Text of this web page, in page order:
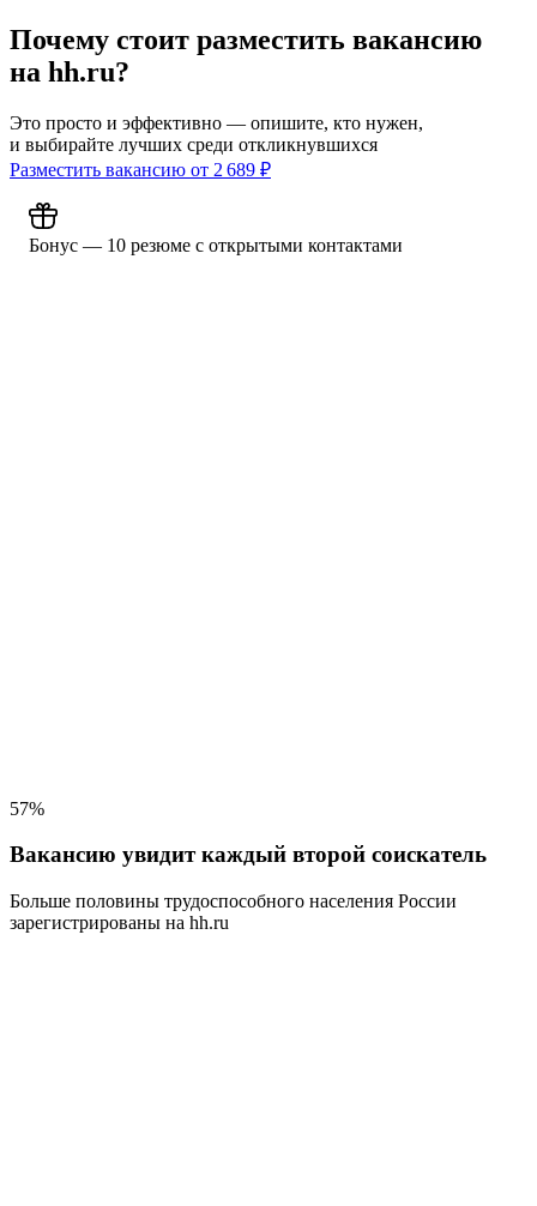
Почему стоит разместить вакансию
на hh.ru?
Это просто и эффективно — опишите, кто нужен,
и выбирайте лучших среди откликнувшихся
Разместить вакансию от 2 689 ₽
Бонус — 10 резюме с открытыми контактами
57%
Вакансию увидит каждый второй соискатель
Больше половины трудоспособного населения России
зарегистрированы на hh.ru